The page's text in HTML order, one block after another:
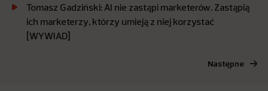
Tomasz Gadziński: AI nie zastąpi marketerów. Zastąpią
ich marketerzy, którzy umieją z niej korzystać
[WYWIAD]
Następne